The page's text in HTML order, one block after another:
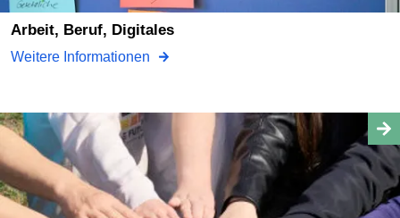
Arbeit, Beruf, Digitales
Weitere Informationen